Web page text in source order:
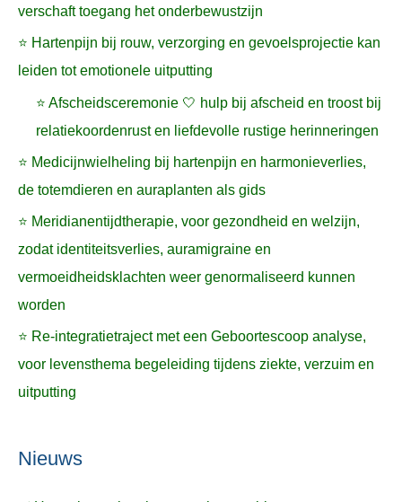
verschaft toegang het onderbewustzijn
⭐ Hartenpijn bij rouw, verzorging en gevoelsprojectie kan
leiden tot emotionele uitputting
⭐ Afscheidsceremonie 🤍 hulp bij afscheid en troost bij
relatiekoordenrust en liefdevolle rustige herinneringen
⭐ Medicijnwielheling bij hartenpijn en harmonieverlies,
de totemdieren en auraplanten als gids
⭐ Meridianentijdtherapie, voor gezondheid en welzijn,
zodat identiteitsverlies, auramigraine en
vermoeidheidsklachten weer genormaliseerd kunnen
worden
⭐ Re-integratietraject met een Geboortescoop analyse,
voor levensthema begeleiding tijdens ziekte, verzuim en
uitputting
Nieuws